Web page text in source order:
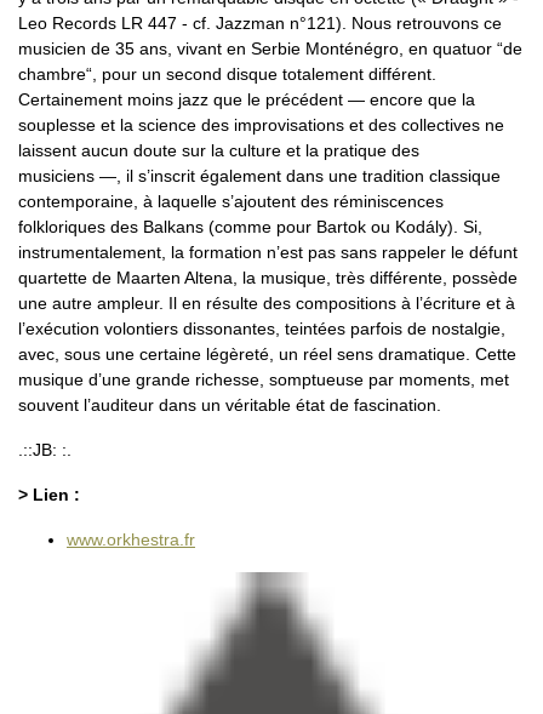
Leo Records LR 447 - cf. Jazzman n°121). Nous retrouvons ce
musicien de 35 ans, vivant en Serbie Monténégro, en quatuor “de
chambre“, pour un second disque totalement différent.
Certainement moins jazz que le précédent — encore que la
souplesse et la science des improvisations et des collectives ne
laissent aucun doute sur la culture et la pratique des
musiciens —, il s’inscrit également dans une tradition classique
contemporaine, à laquelle s’ajoutent des réminiscences
folkloriques des Balkans (comme pour Bartok ou Kodály). Si,
instrumentalement, la formation n’est pas sans rappeler le défunt
quartette de Maarten Altena, la musique, très différente, possède
une autre ampleur. Il en résulte des compositions à l’écriture et à
l’exécution volontiers dissonantes, teintées parfois de nostalgie,
avec, sous une certaine légèreté, un réel sens dramatique. Cette
musique d’une grande richesse, somptueuse par moments, met
souvent l’auditeur dans un véritable état de fascination.
.::JB: :.
> Lien :
www.orkhestra.fr